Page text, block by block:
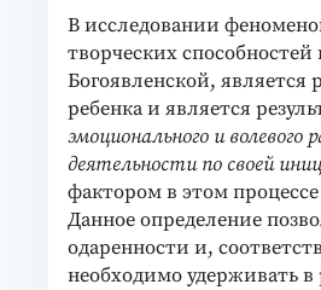
В исследовании
творческих
Богоявленской, является
ребенка и является
эмоционального и
деятельности по своей
фактором в этом
Данное определение
одаренности и,
необходимо удерживать